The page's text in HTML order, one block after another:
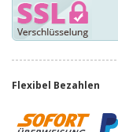
Flexibel Bezahlen